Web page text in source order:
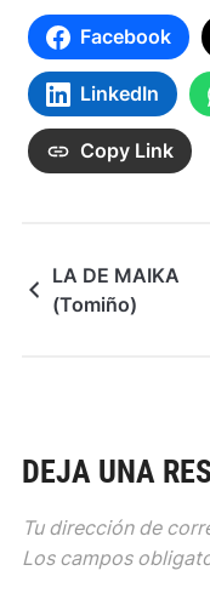
Facebook
LinkedIn
Copy Link
LA DE MAIKA
(Tomiño)
DEJA UNA
Tu dirección de
Los campos